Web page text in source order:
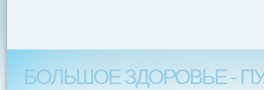
БОЛЬШОЕ ЗДОРОВЬЕ -